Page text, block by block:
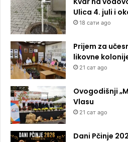
Ulica 4. juli i
18 сати ago
Prijem za
likovne
21 сат ago
Ovogodišnji
Vlasu
21 сат ago
Dani Pčinje